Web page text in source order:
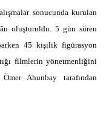
sonucunda kurulan
oluşturuldu. 5 gün süren
45 kişilik figürasyon
filmlerin yönetmenliğini
Ahunbay tarafından